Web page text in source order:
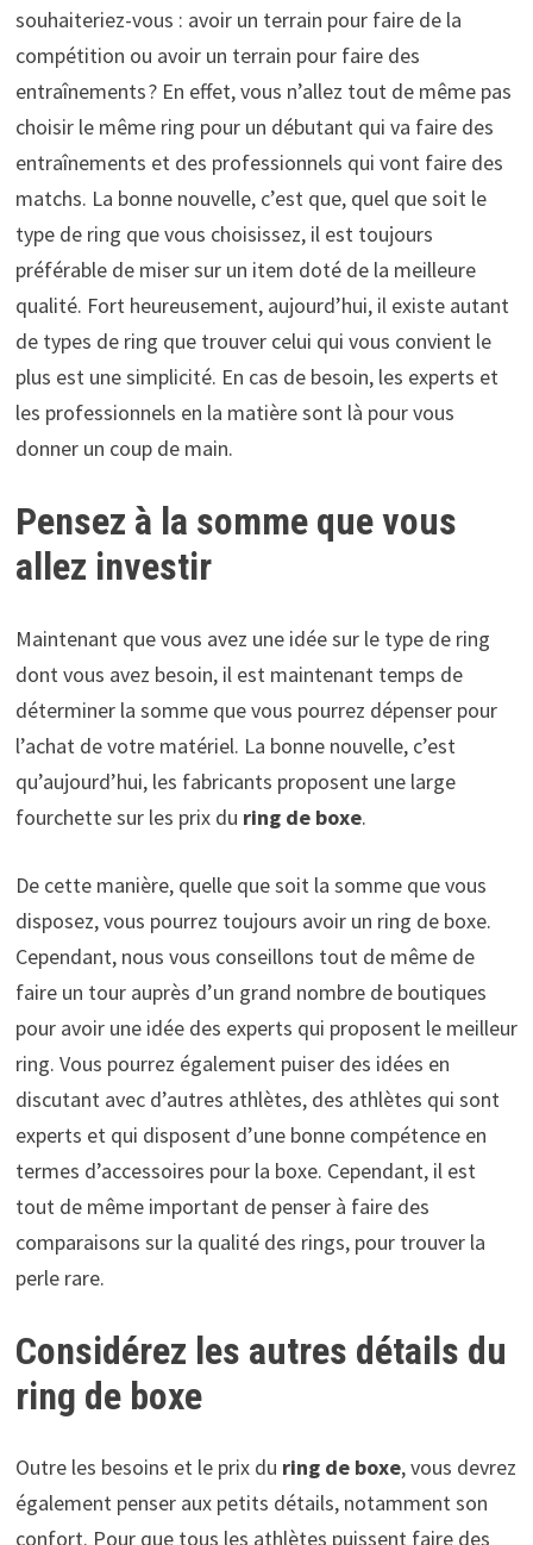
souhaiteriez-vous : avoir un terrain pour faire de la
compétition ou avoir un terrain pour faire des
entraînements ? En effet, vous n’allez tout de même pas
choisir le même ring pour un débutant qui va faire des
entraînements et des professionnels qui vont faire des
matchs. La bonne nouvelle, c’est que, quel que soit le
type de ring que vous choisissez, il est toujours
préférable de miser sur un item doté de la meilleure
qualité. Fort heureusement, aujourd’hui, il existe autant
de types de ring que trouver celui qui vous convient le
plus est une simplicité. En cas de besoin, les experts et
les professionnels en la matière sont là pour vous
donner un coup de main.
Pensez à la somme que vous
allez investir
Maintenant que vous avez une idée sur le type de ring
dont vous avez besoin, il est maintenant temps de
déterminer la somme que vous pourrez dépenser pour
l’achat de votre matériel. La bonne nouvelle, c’est
qu’aujourd’hui, les fabricants proposent une large
fourchette sur les prix du ring de boxe.
De cette manière, quelle que soit la somme que vous
disposez, vous pourrez toujours avoir un ring de boxe.
Cependant, nous vous conseillons tout de même de
faire un tour auprès d’un grand nombre de boutiques
pour avoir une idée des experts qui proposent le meilleur
ring. Vous pourrez également puiser des idées en
discutant avec d’autres athlètes, des athlètes qui sont
experts et qui disposent d’une bonne compétence en
termes d’accessoires pour la boxe. Cependant, il est
tout de même important de penser à faire des
comparaisons sur la qualité des rings, pour trouver la
perle rare.
Considérez les autres détails du
ring de boxe
Outre les besoins et le prix du ring de boxe, vous devrez
également penser aux petits détails, notamment son
confort. Pour que tous les athlètes puissent faire des